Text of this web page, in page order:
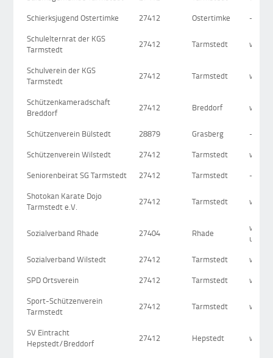
Schierksjugend Ostertimke
27412 Ostertimke
-
Schulelternrat der KGS
Tarmstedt
27412 Tarmstedt
Schulverein der KGS
Tarmstedt
27412 Tarmstedt
Schützenkameradschaft
Breddorf
27412 Breddorf
Schützenverein Bülstedt 28879 Grasberg
-
Schützenverein Wilstedt
27412 Tarmstedt
Seniorenbeirat SG Tarmstedt
27412 Tarmstedt
-
Shotokan Karate Dojo
Tarmstedt e.V.
27412 Tarmstedt
Sozialverband Rhade 27404 Rhade
uns
Sozialverband Wilstedt
27412 Tarmstedt
SPD Ortsverein
27412 Tarmstedt
Sport-Schützenverein
Tarmstedt
27412 Tarmstedt
SV Eintracht
Hepstedt/Breddorf
27412 Hepstedt